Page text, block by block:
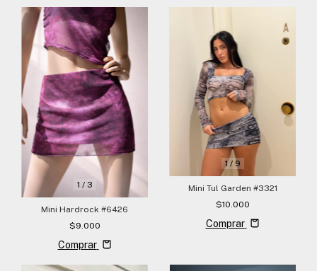
1 / 3
Mini Hardrock #6426
$9.000
Comprar
1/ 9
Mini Tul Garden #3321
$10.000
Comprar